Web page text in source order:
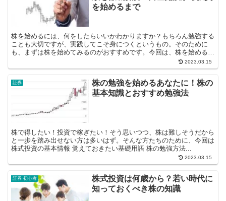
を始めるまで
株を始めるには、何をしたらいいかわかりますか？もちろん勉強する
ことも大切ですが、実践してこそ身につくというもの。そのために
も、まずは株を始めてみるのがおすすめです。今回は、株を始める手
2023.03.15
証券
株の勉強を始めるあなたに！株の
基本知識とおすすめ勉強法
株で得したい！投資で稼ぎたい！そう思いつつ、株は難しそうだから
と一歩を踏み出せない方は多いはず。そんな方たちのために、今回は
株式投資の基本情報 覚えておきたい基礎用語 株の勉強方法...
2023.03.15
証券 初心者
株式投資は何歳から？若い時代に
知っておくべき株の知識